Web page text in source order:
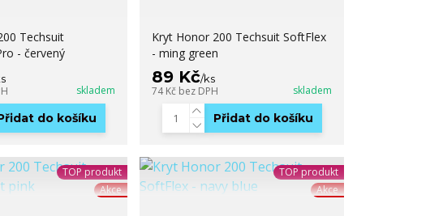
Techsuit
- červený
skladem
do košíku
Kryt Honor 200 Techsuit SoftFlex
- ming green
89 Kč/ks
74 Kč bez DPH skladem
Přidat do košíku
TOP produkt
Akce
TOP produkt
Akce